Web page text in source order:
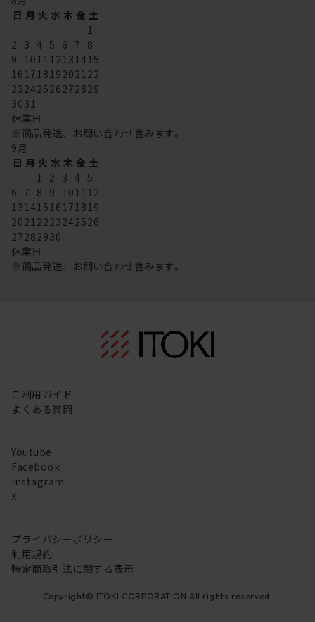
日 月 火 水 木 金 土
1
2 3 4 5 6 7 8
9 101112131415
16171819202122
23242526272829
3031
休業日
※商品発送、お問い合わせ含みます。
9月
日 月 火 水 木 金 土
1 2 3 4 5
6 7 8 9 101112
13141516171819
20212223242526
27282930
休業日
※商品発送、お問い合わせ含みます。
ご利用ガイド
よくある質問
Youtube
Facebook
Instagram
X
プライバシーポリシー
利用規約
特定商取引法に関する表示
Copyright© ITOKI CORPORATION All rights reserved.